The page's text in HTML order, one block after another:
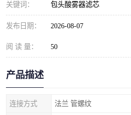
关键词： 包头酸雾器滤芯
发布日期： 2026-08-07
阅 读 量： 50
产品描述
连接方式 法兰 管螺纹